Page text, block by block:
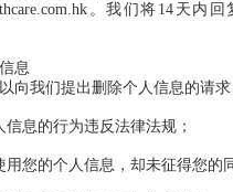
。我们将 14天内回
息
向我们提出删除个人信息的请求
息的行为违反法律法规；
您的个人信息，却未征得您的